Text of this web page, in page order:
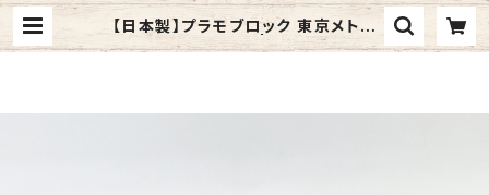
【日本製】プラモブロック 東京メトロ
半蔵門線 18000系 | プラモザルショ